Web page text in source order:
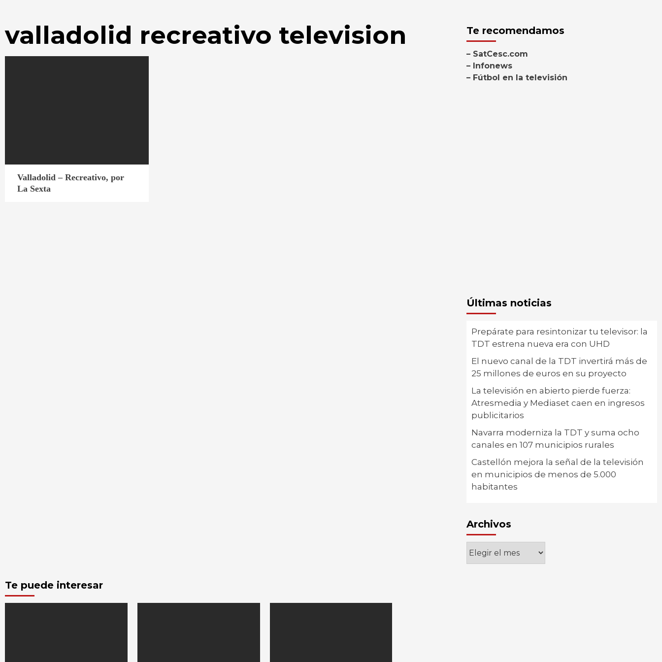
valladolid recreativo television
Valladolid – Recreativo, por
La Sexta
Te recomendamos
– SatCesc.com
– Infonews
– Fútbol en la televisión
Últimas noticias
Prepárate para resintonizar tu televisor: la
TDT estrena nueva era con UHD
El nuevo canal de la TDT invertirá más de
25 millones de euros en su proyecto
La televisión en abierto pierde fuerza:
Atresmedia y Mediaset caen en ingresos
publicitarios
Navarra moderniza la TDT y suma ocho
canales en 107 municipios rurales
Castellón mejora la señal de la televisión
en municipios de menos de 5.000
habitantes
Archivos
Archivos
Te puede interesar